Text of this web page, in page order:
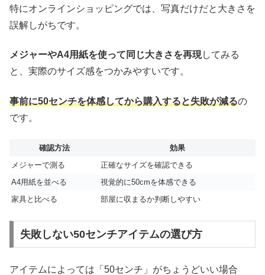
特にオンラインショッピングでは、写真だけだと大きさを
誤解しがちです。
メジャーやA4用紙を使って同じ大きさを再現してみる
と、実際のサイズ感をつかみやすいです。
事前に50センチを体感してから購入すると失敗が減るの
です。
確認方法
効果
メジャーで測る
正確なサイズを確認できる
A4用紙を並べる
視覚的に50cmを体感できる
家具と比べる
部屋に収まるか判断しやすい
失敗しない50センチアイテムの選び方
アイテムによっては「50センチ」がちょうどいい場合